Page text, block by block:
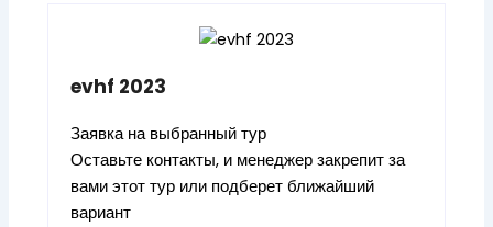
evhf 2023
Заявка на выбранный тур
Оставьте контакты, и менеджер закрепит за
вами этот тур или подберет ближайший
вариант